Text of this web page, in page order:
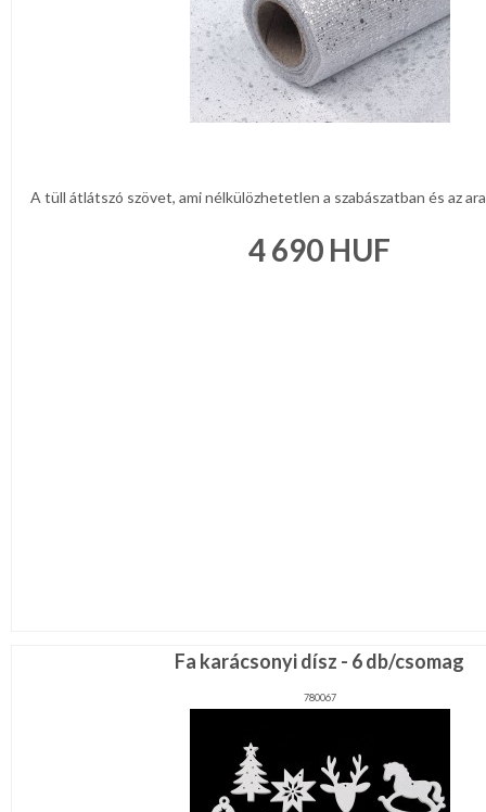
A tüll átlátszó szövet, ami nélkülözhetetlen a szabászatban és az
4 690 HUF
Fa karácsonyi dísz - 6 db/csomag
780067